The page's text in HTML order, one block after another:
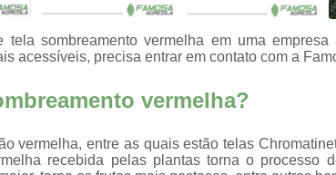
Telas anti
afídeo
Telas de
Telas de
Telas
Tela
Tela
Filme
sombreamento vermelha em uma
acessíveis, precisa entrar em contato com a
vermelha?
vermelha, entre as quais estão telas
recebida pelas plantas torna o processo